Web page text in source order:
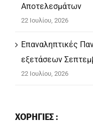
Αποτελεσμάτων
22 Ιουλίου, 2026
Επαναληπτικές
εξετάσεων
22 Ιουλίου, 2026
ΧΟΡΗΓΙΕΣ :